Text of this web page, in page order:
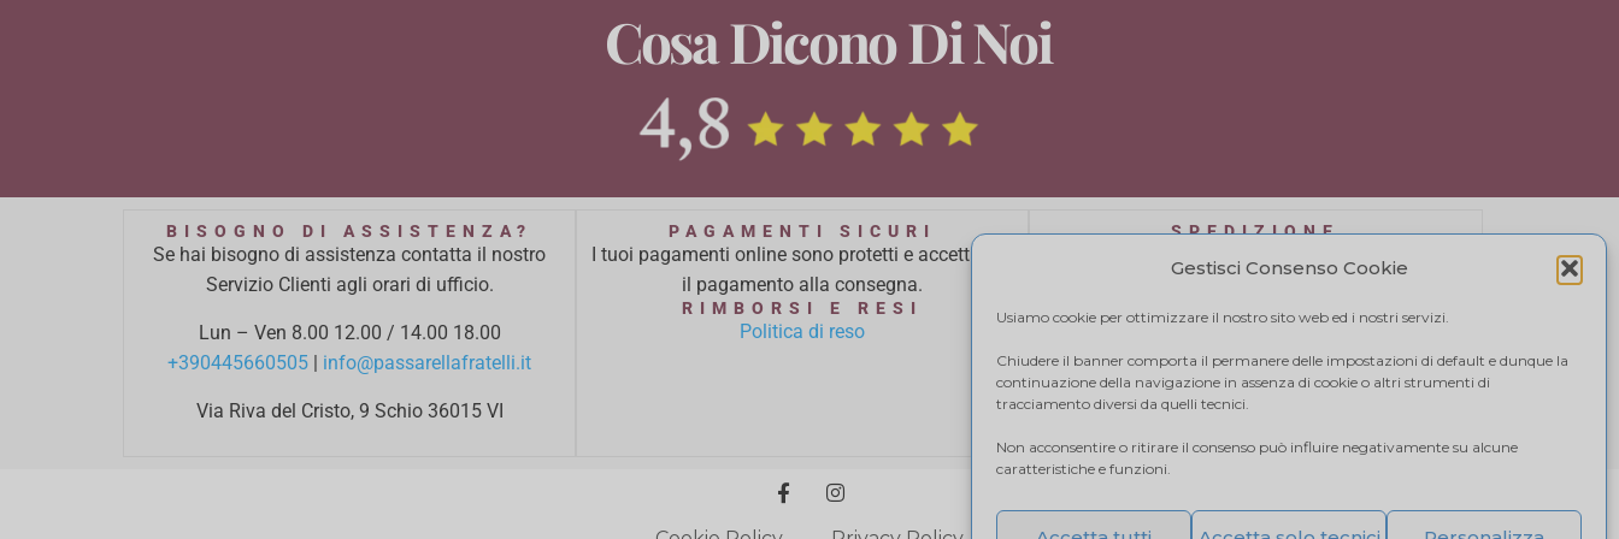
Gestisci Consenso Cookie
Usiamo cookie per ottimizzare il nostro sito web ed i nostri servizi.
Chiudere il banner comporta il permanere delle impostazioni di default e dunque la
continuazione della navigazione in assenza di cookie o altri strumenti di
tracciamento diversi da quelli tecnici.
Non acconsentire o ritirare il consenso può influire negativamente su alcune
caratteristiche e funzioni.
Cosa Dicono Di Noi
BISOGNO DI ASSISTENZA?
Se hai bisogno di assistenza contatta il nostro
Servizio Clienti agli orari di ufficio.
Lun – Ven 8.00 12.00 / 14.00 18.00
+390445660505
info@passarellafratelli.it
Via Riva del Cristo, 9 Schio 36015 VI
PAGAMENTI SICURI
I tuoi pagamenti online sono protetti e accettiamo
il pagamento alla consegna.
RIMBORSI E RESI
Politica di reso
SPEDIZIONE
carrello.